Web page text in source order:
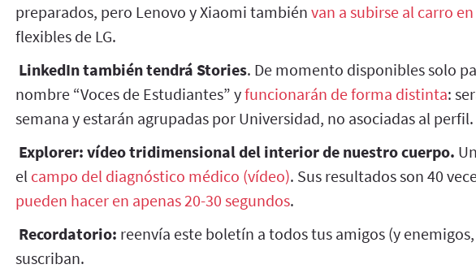
preparados, pero Lenovo y Xiaomi también van a subirse al carro en
flexibles de LG.
LinkedIn también tendrá Stories. De momento disponibles solo
nombre “Voces de Estudiantes” yfuncionarán de forma distinta:
semana y estarán agrupadas por Universidad, no asociadas al perfil.
Explorer: vídeo tridimensional del interior de nuestro cuerpo.
el campo del diagnóstico médico (vídeo). Sus resultados son 40
pueden hacer en apenas 20-30 segundos.
Recordatorio: reenvía este boletín a todos tus amigos (y
suscriban.